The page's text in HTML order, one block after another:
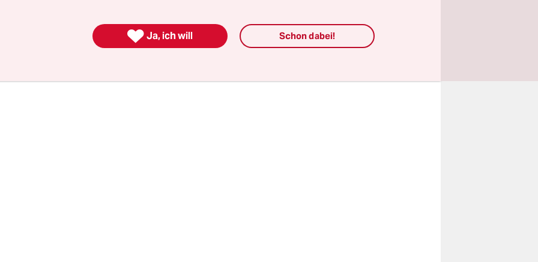
nicht nur in Thüringen. Ja, ich will Schon dabei!